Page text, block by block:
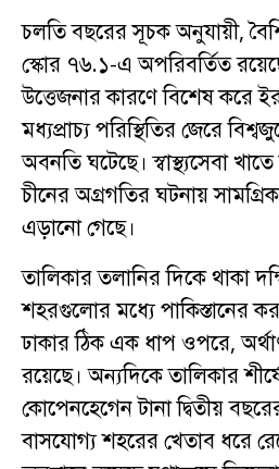
চলতি বছরের সূচক অনুযায়ী,
স্কোর ৭৬.১-এ অপরিবর্তিত
উত্তেজনার কারণে বিশেষ করে
মধ্যপ্রাচ্য পরিস্থিতির জেরে
অবনতি ঘটেছে। স্বাস্থ্যসেবা
চীনের অগ্রগতির ঘটনায়
এড়ানো গেছে।
তালিকার তলানির দিকে থাকা
শহরগুলোর মধ্যে পাকিস্তানের
ঢাকার ঠিক এক ধাপ ওপরে,
রয়েছে। অন্যদিকে তালিকার
কোপেনহেগেন টানা দ্বিতীয়
বাসযোগ্য শহরের খেতাব ধরে